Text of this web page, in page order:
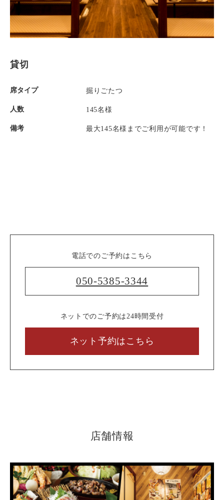
貸切
席タイプ 掘りごたつ
人数 145名様
備考 最大145名様までご利用が可能です！
電話でのご予約はこちら
050-5385-3344
ネットでのご予約は24時間受付
ネット予約はこちら
店舗情報